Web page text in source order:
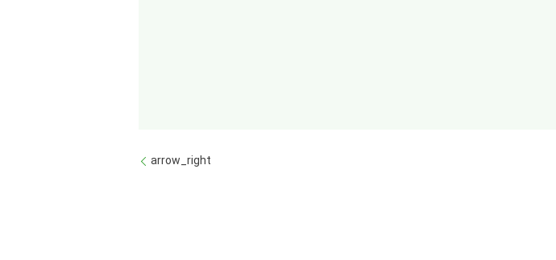
arrow_right